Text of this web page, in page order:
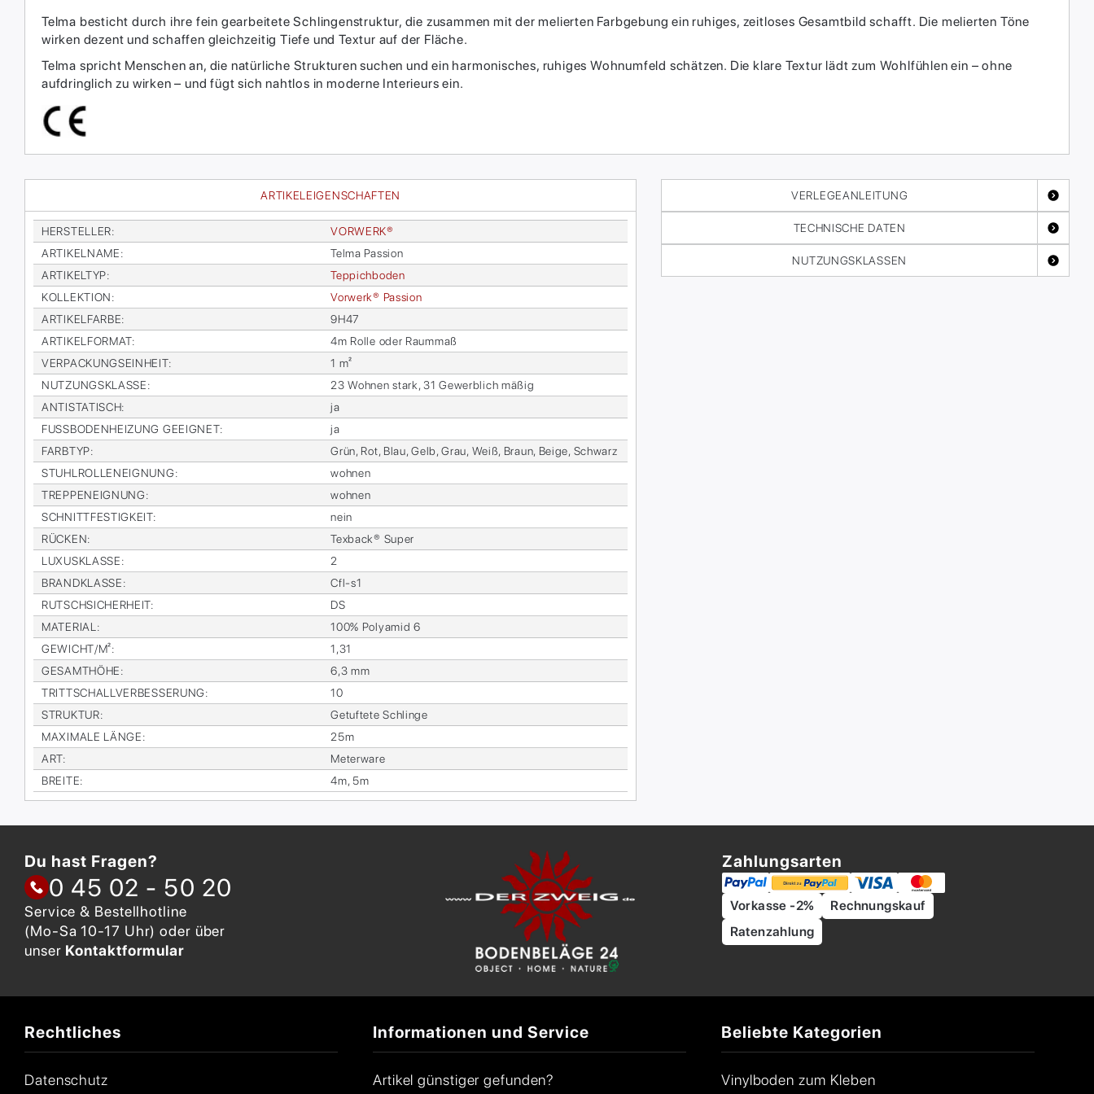
ARTIKELEIGENSCHAFTEN
HER­STEL­LER:
VOR­WER­K®
AR­TI­KEL­NA­ME:
Tel­ma Pas­si­on
AR­TI­KEL­TYP:
Tep­pich­bo­den
KOL­LEK­TI­ON:
Vor­wer­k® Pas­si­on
AR­TI­KEL­FAR­BE:
9H47
AR­TI­KEL­FOR­MAT:
4m Rol­le oder Raum­maß
VER­PA­CKUNGS­EIN­HEIT:
1 m²
NUT­ZUNGS­KLAS­SE:
23 Woh­nen stark, 31 Ge­werb­lich mä­ßig
AN­TI­STA­TISCH:
ja
FUSS­BO­DEN­HEI­ZUNG GE­EIG­NET:
ja
FARB­TYP:
Grün, Rot, Blau, Gelb, Grau, Weiß, Braun, Beige, Schwarz
STUHL­ROL­LEN­EIG­NUNG:
woh­nen
TREP­PEN­EIG­NUNG:
woh­nen
SCHNITT­FES­TIG­KEIT:
nein
RÜ­CKEN:
Tex­back® Su­per
LU­XUS­KLAS­SE:
2
BRAND­KLAS­SE:
Cfl-s1
RUTSCH­SI­CHER­HEIT:
DS
MA­TE­RI­AL :
100% Po­ly­amid 6
GE­WICHT/M²:
1,31
GE­SAMT­HÖ­HE:
6,3 mm
TRITT­SCHALL­VER­BES­SE­RUNG:
10
STRUK­TUR:
Ge­tuf­te­te Schlin­ge
MA­XI­MA­LE LÄN­GE:
25m
ART:
Me­ter­wa­re
BREI­TE: 4m, 5m
Telma besticht durch ihre fein gearbeitete Schlingenstruktur, die zusammen mit der melierten Farbgebung ein ruhiges, zeitloses Gesamtbild schafft. Die melierten Töne
wirken dezent und schaffen gleichzeitig Tiefe und Textur auf der Fläche.
Telma spricht Menschen an, die natürliche Strukturen suchen und ein harmonisches, ruhiges Wohnumfeld schätzen. Die klare Textur lädt zum Wohlfühlen ein – ohne
aufdringlich zu wirken – und fügt sich nahtlos in moderne Interieurs ein.
VERLEGEANLEITUNG
TECHNISCHE DATEN
NUTZUNGSKLASSEN
Du hast Fragen?
0 45 02 - 50 20
Service & Bestellhotline
(Mo-Sa 10-17 Uhr) oder über
unser Kontaktformular
Zahlungsarten
Vorkasse -2%
Rechnungskauf
Ratenzahlung
Rechtliches
Datenschutz
Informationen und Service
Artikel günstiger gefunden?
Beliebte Kategorien
Vinylboden zum Kleben